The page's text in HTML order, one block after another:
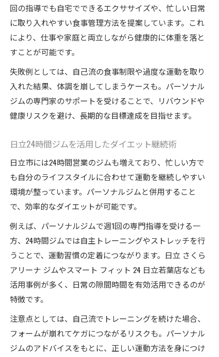
回の指導でも自宅でできるエクササイズや、忙しい日常
に取り入れやすい食事管理方法を提案しています。これ
により、仕事や家庭と両立しながら健康的に体重を落と
すことが可能です。
失敗例としては、自己流の食事制限や過度な運動を取り
入れた結果、体調を崩してしまうケースも。パーソナル
ジムの専門家のサポートを受けることで、リバウンドや
健康リスクを避け、長期的な目標達成を目指せます。
日立24時間ジムを活用したダイエット継続術
日立市には24時間営業のジムも増えており、忙しい方で
も自分のライフスタイルに合わせて運動を継続しやすい
環境が整っています。パーソナルジムと併用すること
で、効率的なダイエットが可能です。
例えば、パーソナルジムで週1回の専門指導を受ける一
方、24時間ジムでは自主トレーニングやストレッチを行
うことで、運動習慣の定着につながります。日立 さくら
アリーナ ジムやスマート フィット 24 日立若葉店なども
活用事例が多く、日常の隙間時間を有効活用できるのが
特徴です。
注意点としては、自己流でトレーニングを続けた場合、
フォームが崩れてケガにつながるリスクも。パーソナル
ジムのアドバイスをもとに、正しい運動方法を身につけ